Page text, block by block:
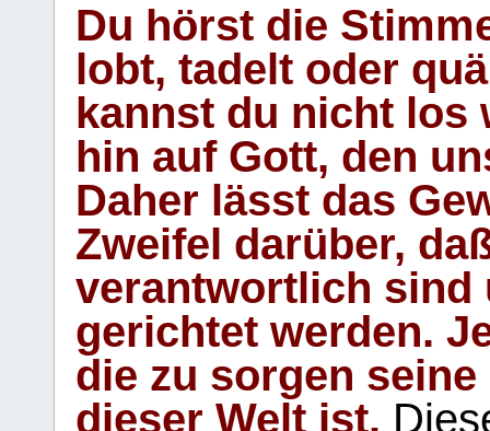
Du hörst die
lobt, tadelt oder
kannst du nicht los
hin auf Gott, den
Daher lässt das
Zweifel darüber,
verantwortlich sind
gerichtet werden.
die zu sorgen
dieser Welt ist.